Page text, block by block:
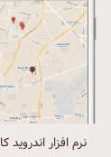
نرم افزار